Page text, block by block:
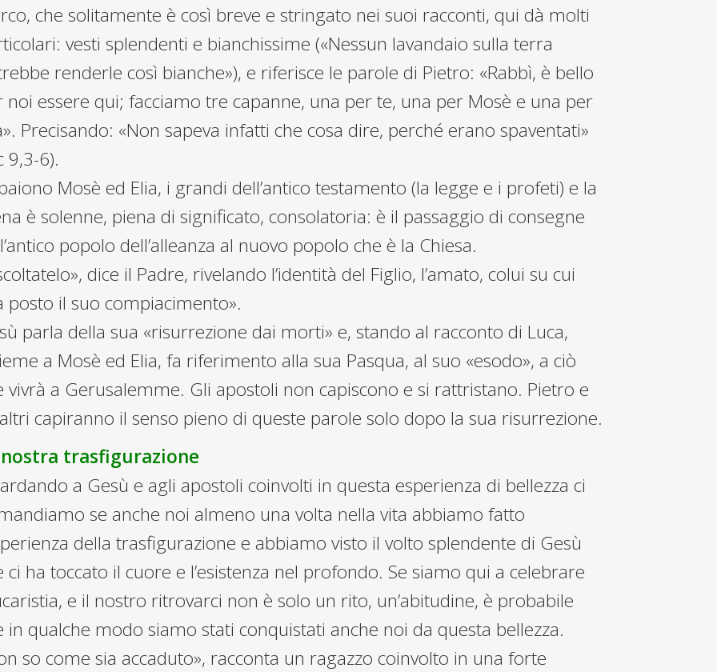
che solitamente è così breve e stringato nei suoi racconti, qui dà molti
vesti splendenti e bianchissime («Nessun lavandaio sulla terra
renderle così bianche»), e riferisce le parole di Pietro: «Rabbì, è bello
noi essere qui; facciamo tre capanne, una per te, una per Mosè e una per
Precisando: «Non sapeva infatti che cosa dire, perché erano spaventati»
9,3-6).
Mosè ed Elia, i grandi dell’antico testamento (la legge e i profeti) e la
è solenne, piena di significato, consolatoria: è il passaggio di consegne
popolo dell’alleanza al nuovo popolo che è la Chiesa.
dice il Padre, rivelando l’identità del Figlio, l’amato, colui su cui
posto il suo compiacimento».
parla della sua «risurrezione dai morti» e, stando al racconto di Luca,
a Mosè ed Elia, fa riferimento alla sua Pasqua, al suo «esodo», a ciò
vivrà a Gerusalemme. Gli apostoli non capiscono e si rattristano. Pietro e
capiranno il senso pieno di queste parole solo dopo la sua risurrezione.
nostra trasfigurazione
a Gesù e agli apostoli coinvolti in questa esperienza di bellezza ci
se anche noi almeno una volta nella vita abbiamo fatto
della trasfigurazione e abbiamo visto il volto splendente di Gesù
ci ha toccato il cuore e l’esistenza nel profondo. Se siamo qui a celebrare
e il nostro ritrovarci non è solo un rito, un’abitudine, è probabile
in qualche modo siamo stati conquistati anche noi da questa bellezza.
so come sia accaduto», racconta un ragazzo coinvolto in una forte